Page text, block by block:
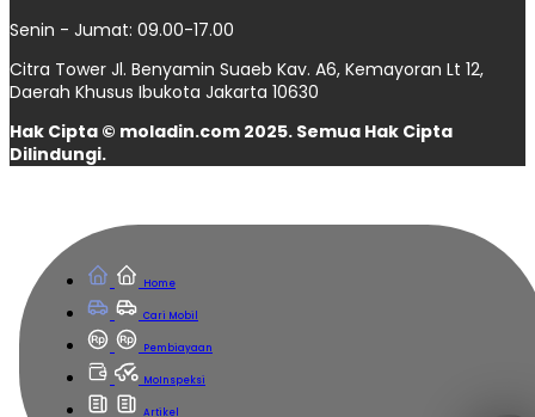
Home
Cari Mobil
Pembiayaan
MoInspeksi
Artikel
Senin - Jumat: 09.00-17.00
Citra Tower Jl. Benyamin Suaeb Kav. A6, Kemayoran Lt 12,
Daerah Khusus Ibukota Jakarta 10630
Hak Cipta © moladin.com 2025. Semua Hak Cipta
Dilindungi.